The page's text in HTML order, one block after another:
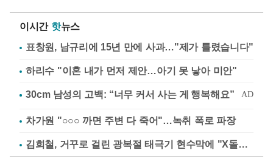
이시간 핫뉴스
표창원, 남규리에 15년 만에 사과…"제가 틀렸습니다"
하리수 "이혼 내가 먼저 제안…아기 못 낳아 미안"
차가원 "○○○ 까면 주변 다 죽어"…녹취 폭로 파장
김희철, 거꾸로 걸린 광복절 태극기 현수막에 "X돌았네"